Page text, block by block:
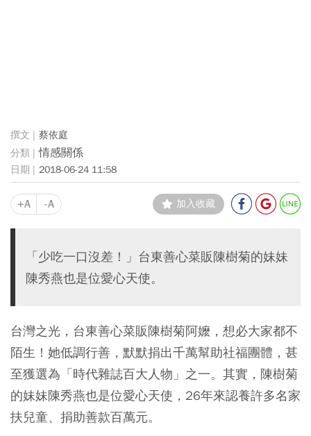
蔡依庭
情感關係
2018-06-24 11:58
+A -A 加入收藏
「少吃一口沒差！」台東善心菜販陳樹菊的妹妹
陳秀燕也是位愛心天使。
台灣之光，台東善心菜販陳樹菊阿嬤，想必大家都不
陌生！她低調行善，默默捐出千萬幫助社福團體，甚
至獲選為「時代雜誌百大人物」之一。其實，陳樹菊
的妹妹陳秀燕也是位愛心天使，26年來認養許多名家
扶兒童、捐助善款百萬元。